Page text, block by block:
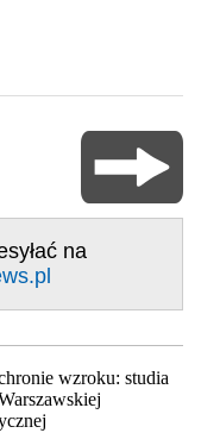
na
wzroku: studia